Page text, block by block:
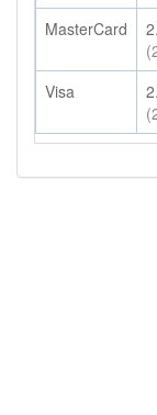
MasterCard
Visa